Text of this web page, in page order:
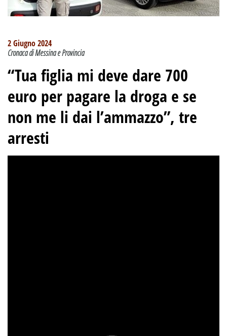
2 Giugno 2024
Cronaca di Messina e Provincia
“Tua figlia mi deve dare 700
euro per pagare la droga e se
non me li dai l’ammazzo”, tre
arresti